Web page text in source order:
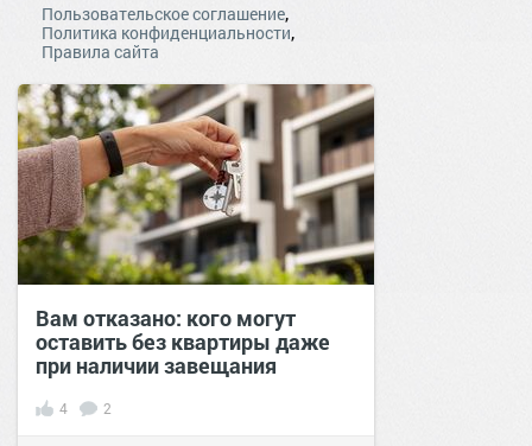
Пользовательское соглашение,
Политика конфиденциальности,
Правила сайта
Вам отказано: кого могут
оставить без квартиры даже
при наличии завещания
4 2